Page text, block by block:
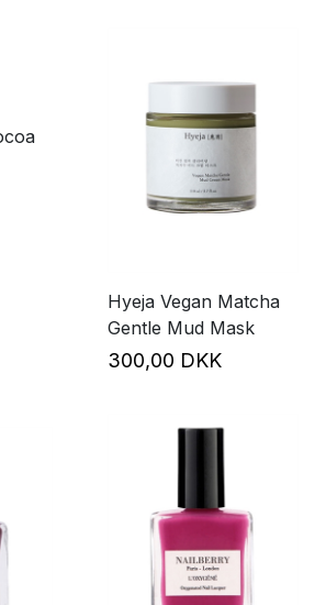
Hyeja Vegan Matcha
Gentle Mud Mask
300,00 DKK